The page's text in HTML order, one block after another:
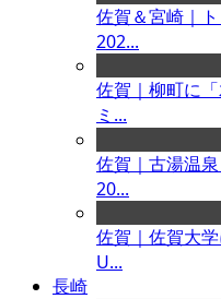
佐賀＆宮崎｜
202...
佐賀｜柳町に
ミ...
佐賀｜古湯温
20...
佐賀｜佐賀大
U...
長崎